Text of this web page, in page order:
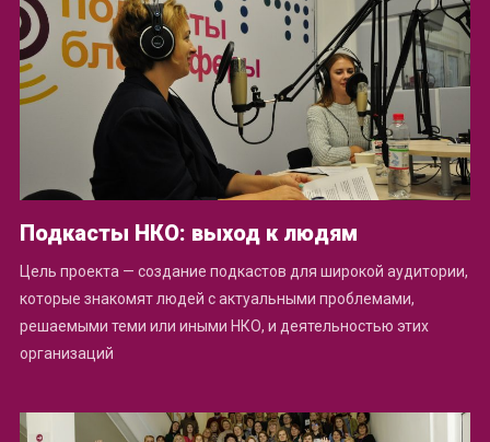
Подкасты НКО: выход к людям
Цель проекта — создание подкастов для широкой аудитории,
которые знакомят людей с актуальными проблемами,
решаемыми теми или иными НКО, и деятельностью этих
организаций